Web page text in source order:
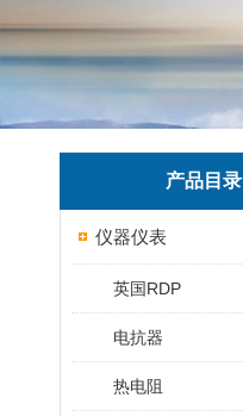
产品目录
仪器仪表
英国RDP
电抗器
热电阻